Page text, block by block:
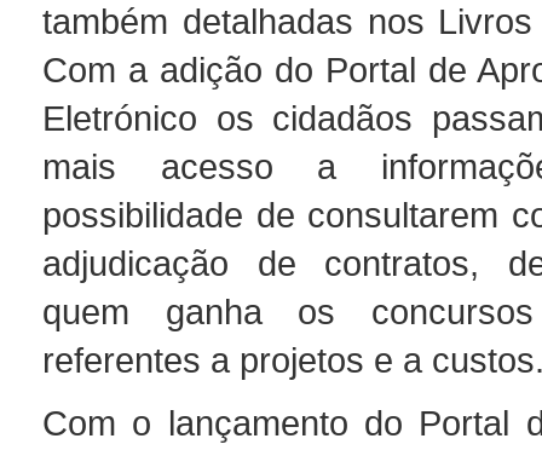
também detalhadas nos
Com a adição do Portal de
Eletrónico os cidadãos
mais acesso a
possibilidade de consultarem
adjudicação de contratos,
quem ganha os
referentes a projetos e a
Com o lançamento do Portal